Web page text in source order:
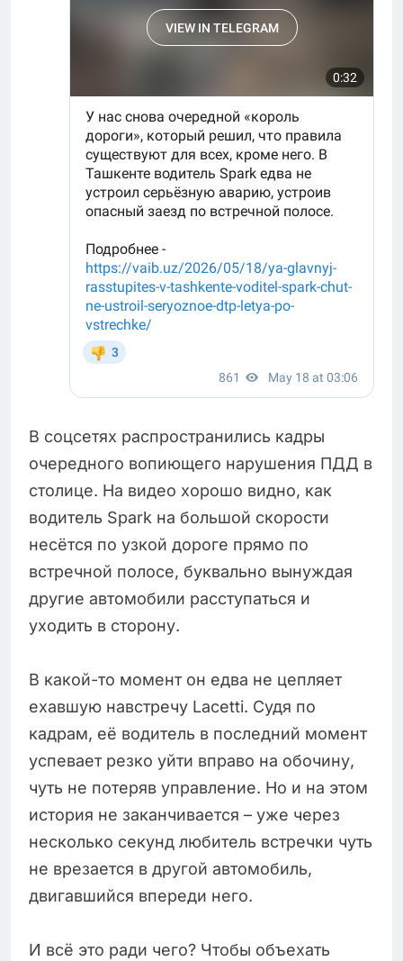
В соцсетях распространились кадры
очередного вопиющего нарушения ПДД в
столице. На видео хорошо видно, как
водитель Spark на большой скорости
несётся по узкой дороге прямо по
встречной полосе, буквально вынуждая
другие автомобили расступаться и
уходить в сторону.
В какой-то момент он едва не цепляет
ехавшую навстречу Lacetti. Судя по
кадрам, её водитель в последний момент
успевает резко уйти вправо на обочину,
чуть не потеряв управление. Но и на этом
история не заканчивается – уже через
несколько секунд любитель встречки чуть
не врезается в другой автомобиль,
двигавшийся впереди него.
И всё это ради чего? Чтобы объехать